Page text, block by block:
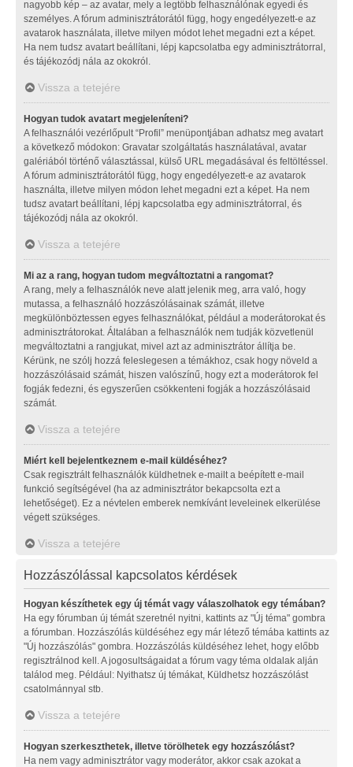
nagyobb kép – az avatar, mely a legtöbb felhasználónak egyedi és
személyes. A fórum adminisztrátorától függ, hogy engedélyezett-e az
avatarok használata, illetve milyen módot lehet megadni ezt a képet.
Ha nem tudsz avatart beállítani, lépj kapcsolatba egy adminisztrátorral,
és tájékozódj nála az okokról.
Vissza a tetejére
Hogyan tudok avatart megjeleníteni?
A felhasználói vezérlőpult “Profil” menüpontjában adhatsz meg avatart
a következő módokon: Gravatar szolgáltatás használatával, avatar
galériából történő választással, külső URL megadásával és feltöltéssel.
A fórum adminisztrátorától függ, hogy engedélyezett-e az avatarok
használta, illetve milyen módon lehet megadni ezt a képet. Ha nem
tudsz avatart beállítani, lépj kapcsolatba egy adminisztrátorral, és
tájékozódj nála az okokról.
Vissza a tetejére
Mi az a rang, hogyan tudom megváltoztatni a rangomat?
A rang, mely a felhasználók neve alatt jelenik meg, arra való, hogy
mutassa, a felhasználó hozzászólásainak számát, illetve
megkülönböztessen egyes felhasználókat, például a moderátorokat és
adminisztrátorokat. Általában a felhasználók nem tudják közvetlenül
megváltoztatni a rangjukat, mivel azt az adminisztrátor állítja be.
Kérünk, ne szólj hozzá feleslegesen a témákhoz, csak hogy növeld a
hozzászólásaid számát, hiszen valószínű, hogy ezt a moderátorok fel
fogják fedezni, és egyszerűen csökkenteni fogják a hozzászólásaid
számát.
Vissza a tetejére
Miért kell bejelentkeznem e-mail küldéséhez?
Csak regisztrált felhasználók küldhetnek e-mailt a beépített e-mail
funkció segítségével (ha az adminisztrátor bekapcsolta ezt a
lehetőséget). Ez a névtelen emberek nemkívánt leveleinek elkerülése
végett szükséges.
Vissza a tetejére
Hozzászólással kapcsolatos kérdések
Hogyan készíthetek egy új témát vagy válaszolhatok egy témában?
Ha egy fórumban új témát szeretnél nyitni, kattints az "Új téma" gombra
a fórumban. Hozzászólás küldéséhez egy már létező témába kattints az
"Új hozzászólás" gombra. Hozzászólás küldéséhez lehet, hogy előbb
regisztrálnod kell. A jogosultságaidat a fórum vagy téma oldalak alján
találod meg. Például: Nyithatsz új témákat, Küldhetsz hozzászólást
csatolmánnyal stb.
Vissza a tetejére
Hogyan szerkeszthetek, illetve törölhetek egy hozzászólást?
Ha nem vagy adminisztrátor vagy moderátor, akkor csak azokat a